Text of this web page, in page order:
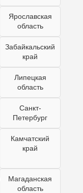
Ярославская
область
Забайкальский
край
Липецкая
область
Санкт-
Петербург
Камчатский
край
Магаданская
область